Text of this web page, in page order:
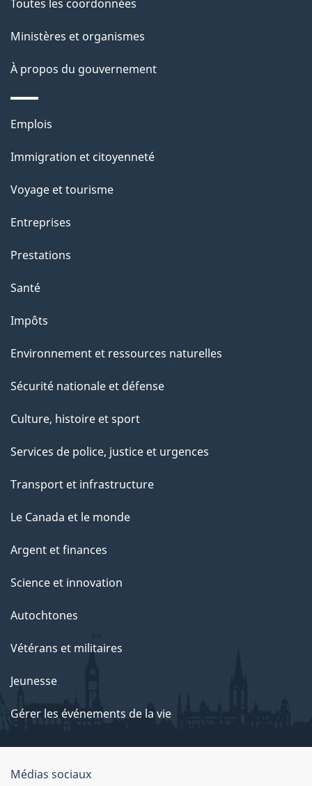
g
e
Toutes les coordonnées
Ministères et organismes
À propos du gouvernement
Thèmes
sujets
Emplois
Immigration et citoyenneté
Voyage et tourisme
Entreprises
Prestations
Santé
Impôts
Environnement et ressources naturelles
Sécurité nationale et défense
Culture, histoire et sport
Services de police, justice et urgences
Transport et infrastructure
Le Canada et le monde
Argent et finances
Science et innovation
Autochtones
Vétérans et militaires
Jeunesse
Gérer les événements de la vie
Organisation
Médias sociaux